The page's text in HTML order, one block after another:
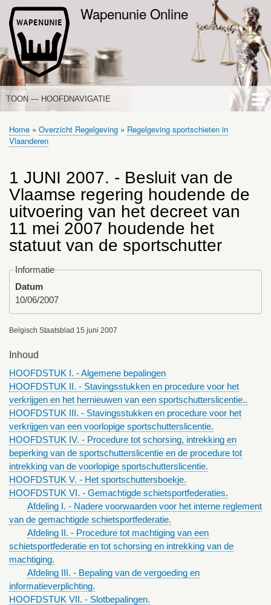
Overslaan
en
Wapenunie Online
HOOFDNAVIGATIE
TOON — HOOFDNAVIGATIE
HOME
NIEUWS
DE WAPENWET
STANDPUNTEN
PORTALEN
OVER WAPENUNIE
Kruimelpad
Home Overzicht Regelgeving
Regelgeving sportschieten in
Vlaanderen
1 JUNI 2007. - Besluit van de
Vlaamse regering houdende de
uitvoering van het decreet van
11 mei 2007 houdende het
statuut van de sportschutter
Informatie
Datum
10/06/2007
Belgisch Staatsblad 15 juni 2007
Inhoud
HOOFDSTUK I. - Algemene bepalingen
HOOFDSTUK II. - Stavingsstukken en procedure voor het
verkrijgen en het hernieuwen van een sportschutterslicentie..
HOOFDSTUK III. - Stavingsstukken en procedure voor het
verkrijgen van een voorlopige sportschutterslicentie.
HOOFDSTUK IV. - Procedure tot schorsing, intrekking en
beperking van de sportschutterslicentie en de procedure tot
intrekking van de voorlopige sportschutterslicentie.
HOOFDSTUK V. - Het sportschuttersboekje.
HOOFDSTUK VI. - Gemachtigde schietsportfederaties.
Afdeling I. - Nadere voorwaarden voor het interne reglement
van de gemachtigde schietsportfederatie.
Afdeling II. - Procedure tot machtiging van een
schietsportfederatie en tot schorsing en intrekking van de
machtiging.
Afdeling III. - Bepaling van de vergoeding en
informatieverplichting.
HOOFDSTUK VII. - Slotbepalingen.